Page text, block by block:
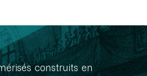
construits en